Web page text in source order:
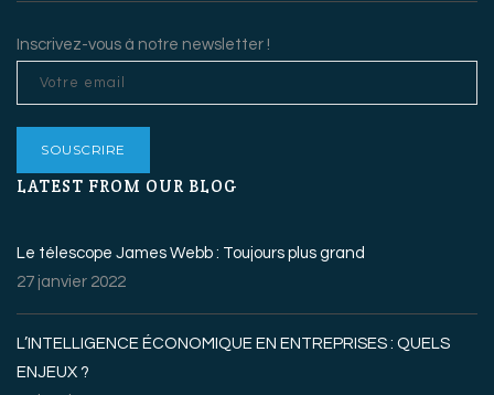
Inscrivez-vous à notre newsletter !
LATEST FROM OUR BLOG
Le télescope James Webb : Toujours plus grand
27 janvier 2022
L’INTELLIGENCE ÉCONOMIQUE EN ENTREPRISES : QUELS
ENJEUX ?